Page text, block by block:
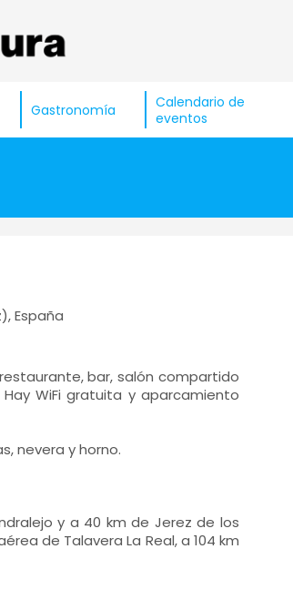
Gastronomía
Calendario de
eventos
España
bar, salón compartido
WiFi gratuita y aparcamiento
nevera y horno.
y a 40 km de Jerez de los
de Talavera La Real, a 104 km